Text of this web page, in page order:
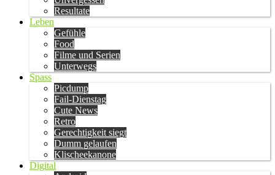
Resultate
Leben
Gefühle
Food
Filme und Serien
Unterwegs
Spass
Picdump
Fail-Dienstag
Cute News
Retro
Gerechtigkeit siegt
Dumm gelaufen
Klischeekanone
Digital